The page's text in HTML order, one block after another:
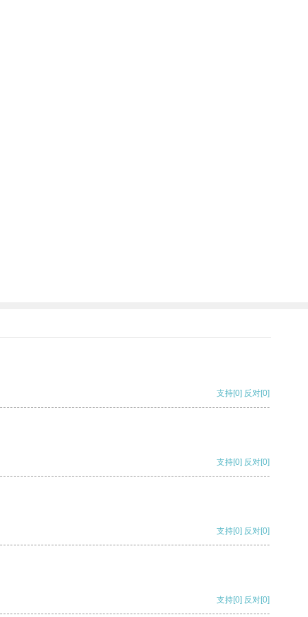
支持[0] 反对[0]
支持[0] 反对[0]
支持[0] 反对[0]
支持[0] 反对[0]